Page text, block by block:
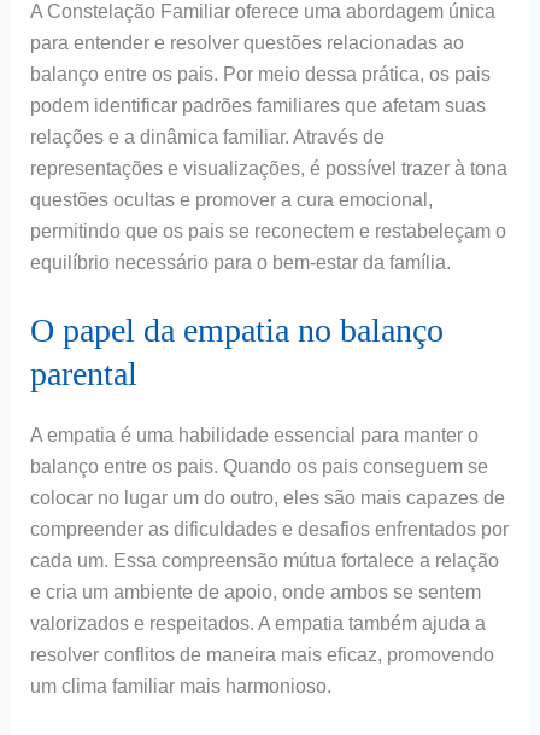
A Constelação Familiar oferece uma abordagem única
para entender e resolver questões relacionadas ao
balanço entre os pais. Por meio dessa prática, os pais
podem identificar padrões familiares que afetam suas
relações e a dinâmica familiar. Através de
representações e visualizações, é possível trazer à tona
questões ocultas e promover a cura emocional,
permitindo que os pais se reconectem e restabeleçam o
equilíbrio necessário para o bem-estar da família.
O papel da empatia no balanço
parental
A empatia é uma habilidade essencial para manter o
balanço entre os pais. Quando os pais conseguem se
colocar no lugar um do outro, eles são mais capazes de
compreender as dificuldades e desafios enfrentados por
cada um. Essa compreensão mútua fortalece a relação
e cria um ambiente de apoio, onde ambos se sentem
valorizados e respeitados. A empatia também ajuda a
resolver conflitos de maneira mais eficaz, promovendo
um clima familiar mais harmonioso.